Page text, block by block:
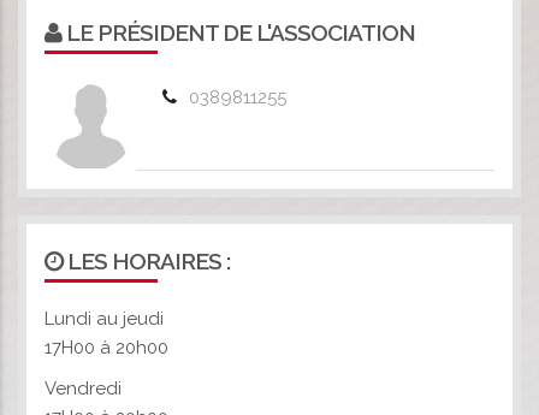
LE PRÉSIDENT DE L'ASSOCIATION
0389811255
LES HORAIRES :
Lundi au jeudi
17H00 à 20h00
Vendredi